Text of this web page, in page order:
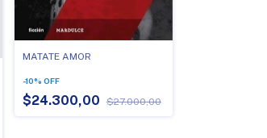
MATATE AMOR
-10% OFF
$24.300,00 $27.000,00